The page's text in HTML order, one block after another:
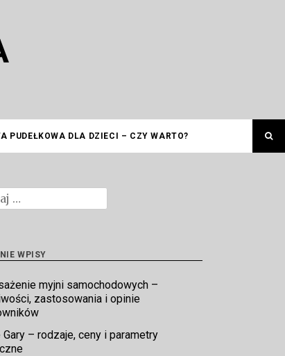
PUDEŁKOWA DLA DZIECI – CZY WARTO?
WPISY
myjni samochodowych –
zastosowania i opinie
Gary – rodzaje, ceny i parametry